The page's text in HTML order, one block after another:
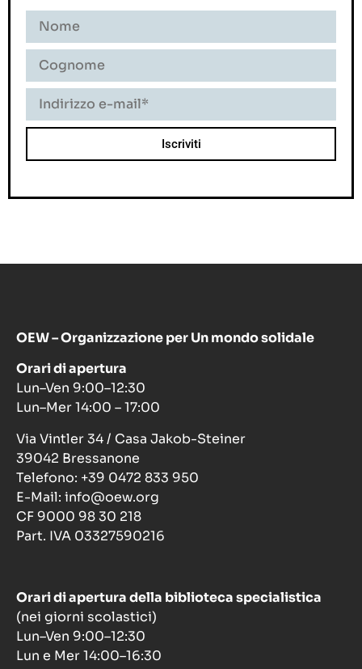
OEW – Organizzazione per Un mondo solidale
Orari di apertura
Lun–Ven 9:00–12:30
Lun–Mer 14:00 – 17:00
Via Vintler 34 / Casa Jakob-Steiner
39042 Bressanone
Telefono: +39 0472 833 950
E-Mail: info@oew.org
CF 9000 98 30 218
Part. IVA 03327590216
Orari di apertura della biblioteca specialistica
(nei giorni scolastici)
Lun–Ven 9:00–12:30
Lun e Mer 14:00–16:30